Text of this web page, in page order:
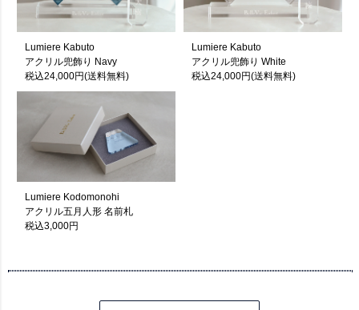
Lumiere Kabuto
アクリル兜飾り Navy
税込24,000円(送料無料)
Lumiere Kabuto
アクリル兜飾り White
税込24,000円(送料無料)
Lumiere Kodomonohi
アクリル五月人形 名前札
税込3,000円